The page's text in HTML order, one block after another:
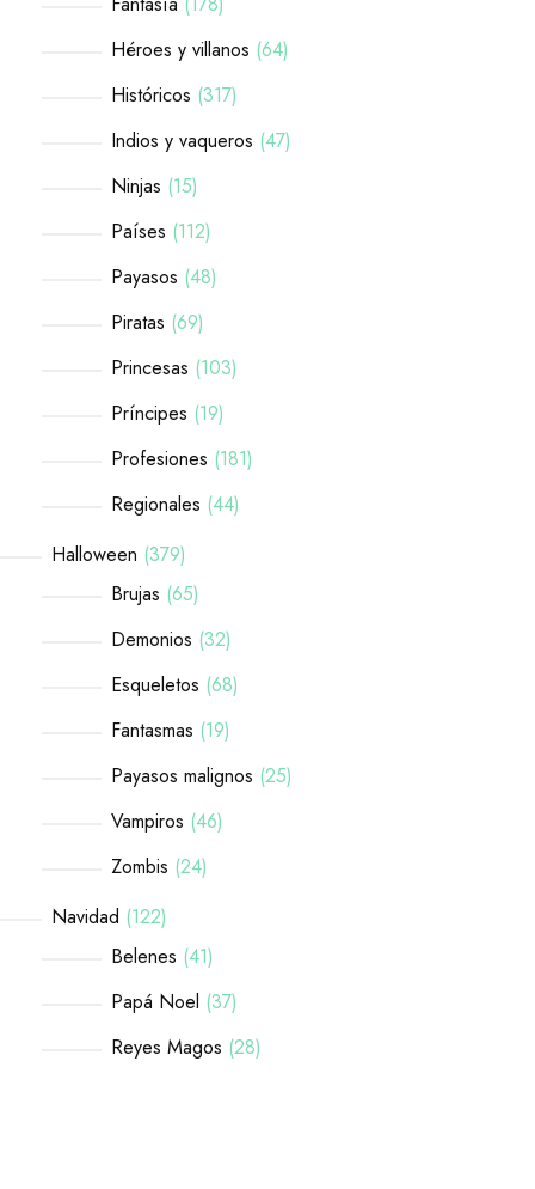
Héroes y villanos 64
Históricos 317
Indios y vaqueros 47
Ninjas 15
Países 112
Payasos 48
Piratas 69
Princesas 103
Príncipes 19
Profesiones 181
Regionales 44
Halloween 379
Brujas 65
Demonios 32
Esqueletos 68
Fantasmas 19
Payasos malignos 25
Vampiros 46
Zombis 24
Navidad 122
Belenes 41
Papá Noel 37
Reyes Magos 28